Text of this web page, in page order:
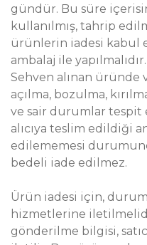
gündür. Bu süre
kullanılmış, tahrip
ürünlerin iadesi kabul
ambalaj ile yapılmalıdır.
Sehven alınan üründe
açılma, bozulma,
ve sair durumlar
alıcıya teslim edildiği
edilememesi
bedeli iade edilmez.
Ürün iadesi için,
hizmetlerine
gönderilme bilgisi,